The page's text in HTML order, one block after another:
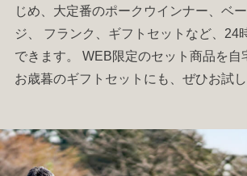
じめ、大定番のポークウインナー ベ
ジ
フランク ギフトセット など、24
できます。 WEB限定のセット商品を自
お歳暮のギフトセット にも、ぜひお試し